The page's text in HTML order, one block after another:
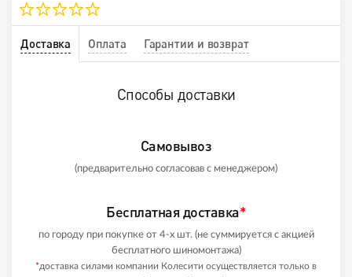
Доставка Оплата Гарантии и возврат
Способы доставки
Самовывоз
(предварительно согласовав с менеджером)
Бесплатная доставка*
по городу при покупке от 4-х шт. (не суммируется с акцией
бесплатного шиномонтажа)
*доставка силами компании Колесити осуществляется только в